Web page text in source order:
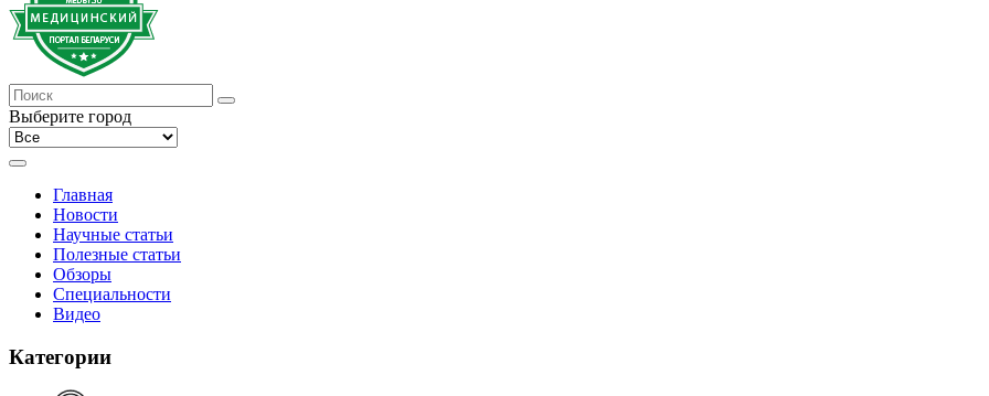
Выберите город
Главная
Новости
Научные статьи
Полезные статьи
Обзоры
Специальности
Видео
Категории